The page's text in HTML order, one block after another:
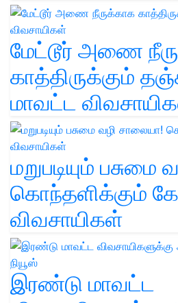
மேட்டூர் அணை
காத்திருக்கும்
மாவட்ட
மறுபடியும்
கொந்தளிக்கும்
விவசாயிகள்
இரண்டு மாவட்ட